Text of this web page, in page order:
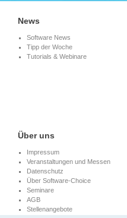
News
Software News
Tipp der Woche
Tutorials & Webinare
Über uns
Impressum
Veranstaltungen und Messen
Datenschutz
Über Software-Choice
Seminare
AGB
Stellenangebote